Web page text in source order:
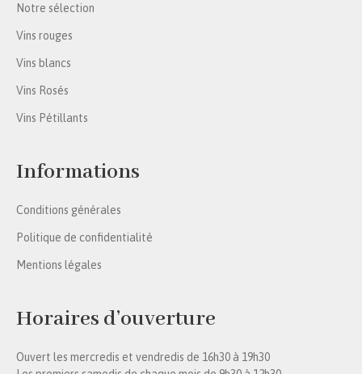
Notre sélection
Vins rouges
Vins blancs
Vins Rosés
Vins Pétillants
Informations
Conditions générales
Politique de confidentialité
Mentions légales
Horaires d’ouverture
Ouvert les mercredis et vendredis de 16h30 à 19h30